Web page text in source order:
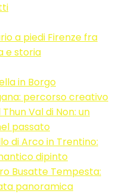
a piedi Firenze fra
e storia
in Borgo
percorso creativo
Val di Non: un
passato
di Arco in Trentino:
dipinto
Busatte Tempesta:
panoramica